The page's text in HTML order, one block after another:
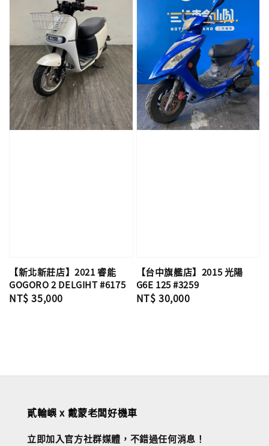
【新北新莊店】2021 睿能
GOGORO 2 DELGIHT #6175
Regular
NT$ 35,000
【台中旗艦店】2015 光陽
G6E 125 #3259
Regular
NT$ 30,000
貳輪嶼 x 戴蒙老闆好機車
立即加入官方社群媒體，不錯過任何消息！